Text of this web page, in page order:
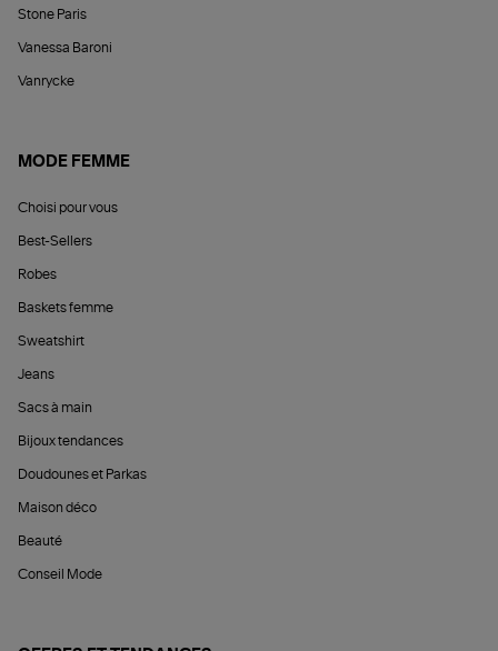
Stone Paris
Vanessa Baroni
Vanrycke
MODE FEMME
Choisi pour vous
Best-Sellers
Robes
Baskets femme
Sweatshirt
Jeans
Sacs à main
Bijoux tendances
Doudounes et Parkas
Maison déco
Beauté
Conseil Mode